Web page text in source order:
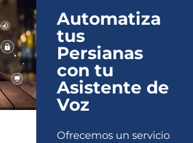
Automatiza
tus
Persianas
con tu
Asistente de
Voz
Ofrecemos un servicio